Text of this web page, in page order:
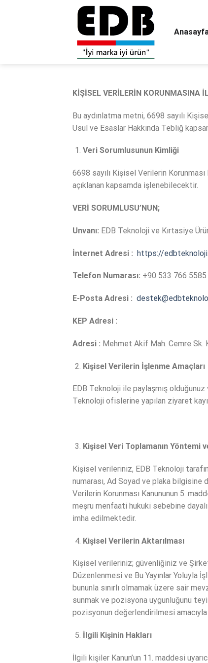
KİŞİSEL VERİLERİN KORUNMASINA
Bu aydınlatma metni, 6698 sayılı
Usul ve Esaslar Hakkında Tebliğ
Veri Sorumlusunun Kimliği
6698 sayılı Kişisel Verilerin
açıklanan kapsamda işlenebilecektir.
VERİ SORUMLUSU’NUN;
Unvanı: EDB Teknoloji ve Kırtasiye
İnternet Adresi : https://
Telefon Numarası: +90 533 766 5585
E-Posta Adresi :
KEP Adresi :
Adresi : Mehmet Akif Mah. Cemre Sk.
Kişisel Verilerin İşlenme Amaçları
EDB Teknoloji ile paylaşmış
Teknoloji ofislerine yapılan ziyaret
Kişisel Veri Toplamanın Yöntemi
Kişisel verileriniz, EDB Teknoloji
numarası, Ad Soyad ve plaka bilgisine
Verilerin Korunması Kanununun 5.
meşru menfaati hukuki sebebine
imha edilmektedir.
Kişisel Verilerin Aktarılması
Kişisel verileriniz; güvenliğiniz ve
Düzenlenmesi ve Bu Yayınlar Yoluyla
bununla sınırlı olmamak üzere sair
sunmak ve pozisyona uygunluğunu
pozisyonun değerlendirilmesi
İlgili Kişinin Hakları
İlgili kişiler Kanun’un 11. maddesi